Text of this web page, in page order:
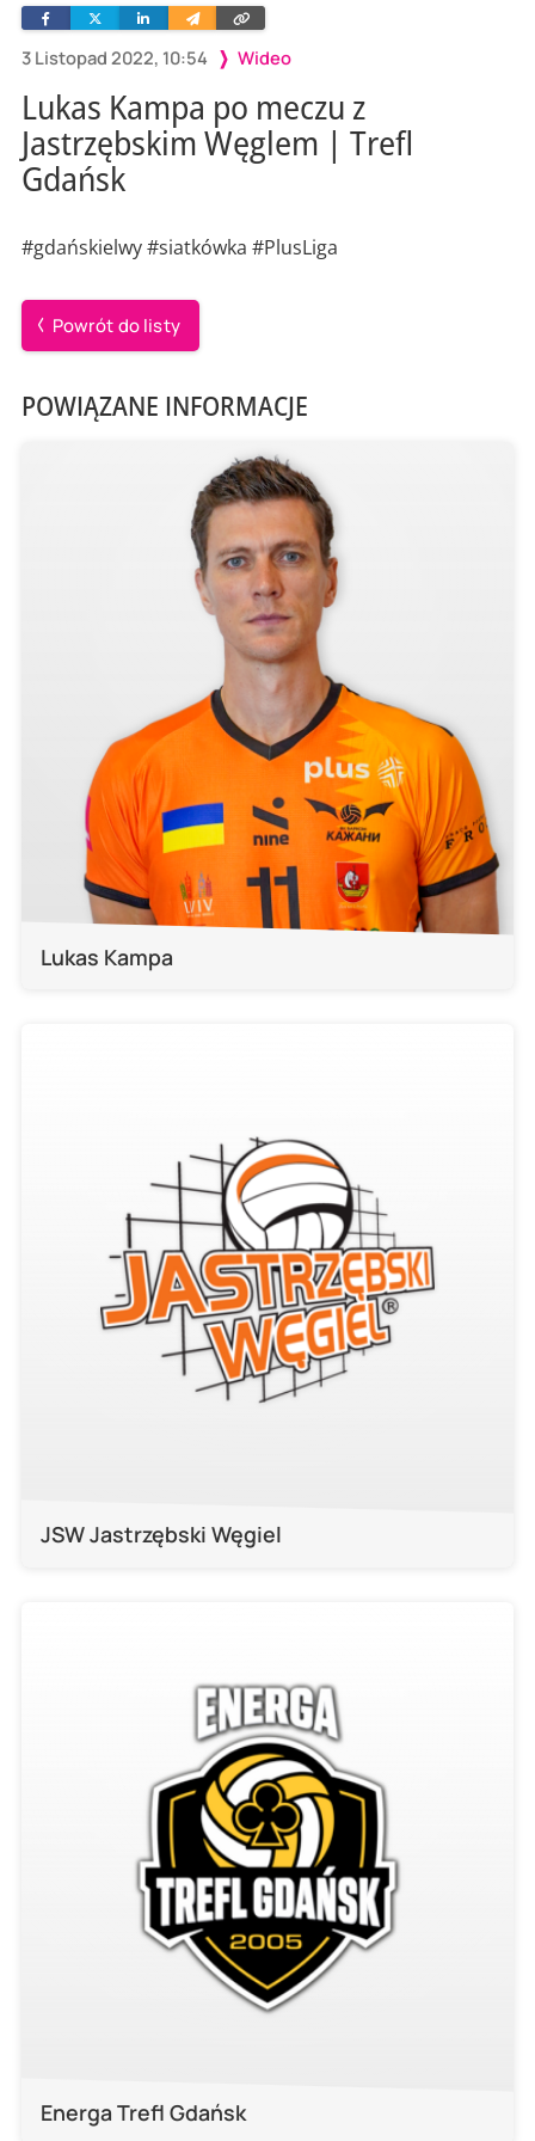
3 Listopad 2022, 10:54 Wideo
FacebookTwitterLinkedinWyślij
e-
Skopiuj
link
Lukas Kampa po meczu z
Jastrzębskim Węglem | Trefl
Gdańsk
#gdańskielwy #siatkówka #PlusLiga
Powrót do listy
POWIĄZANE INFORMACJE
Lukas Kampa
JSW Jastrzębski Węgiel
Energa Trefl Gdańsk